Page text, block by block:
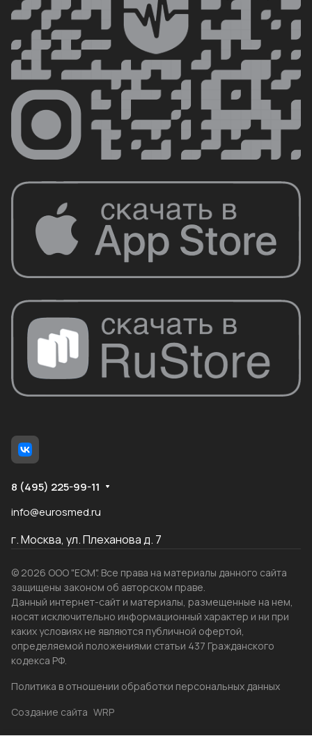
8 (495) 225-99-11
info@eurosmed.ru
г. Москва, ул. Плеханова д. 7
© 2026 ООО "ЕСМ". Все права на материалы данного сайта
защищены законом об авторском праве.
Данный интернет-сайт и материалы, размещенные на нем,
носят исключительно информационный характер и ни при
каких условиях не являются публичной офертой,
определяемой положениями статьи 437 Гражданского
кодекса РФ.
Политика в отношении обработки персональных данных
Создание сайта WRP